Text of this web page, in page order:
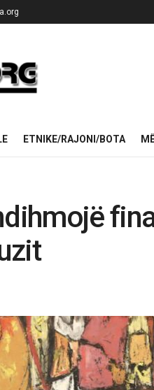
ETNIKE/RAJONI/BOTA